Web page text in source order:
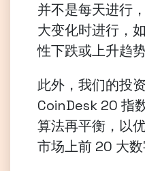
并不是每天进行
大变化时进行，
性下跌或上升趋势
此外，我们的投
CoinDesk 20 指
算法再平衡，以
市场上前 20 大数